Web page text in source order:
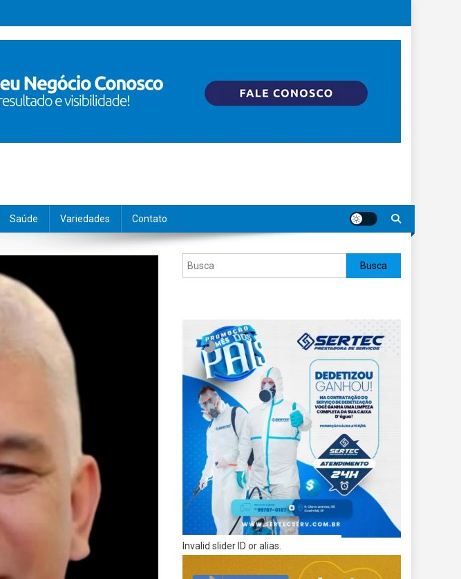
Saúde Variedades Contato
Pesquisar Busca
Invalid slider ID or alias.